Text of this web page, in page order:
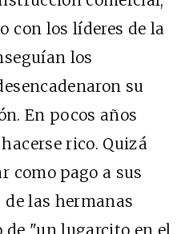
con los líderes de la
los
su
En pocos años
rico. Quizá
como pago a sus
las hermanas
de "un lugarcito en el